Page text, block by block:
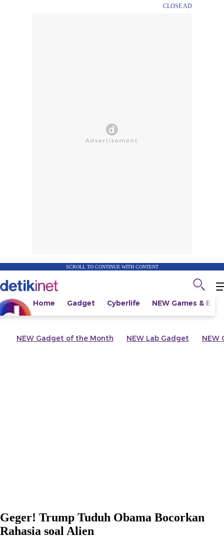
CLOSE AD
SCROLL TO CONTINUE WITH CONTENT
Home Gadget Cyberlife NEW Games &
NEW Gadget of the Month NEW Lab Gadget NEW
Geger! Trump Tuduh Obama Bocorkan
Rahasia soal Alien